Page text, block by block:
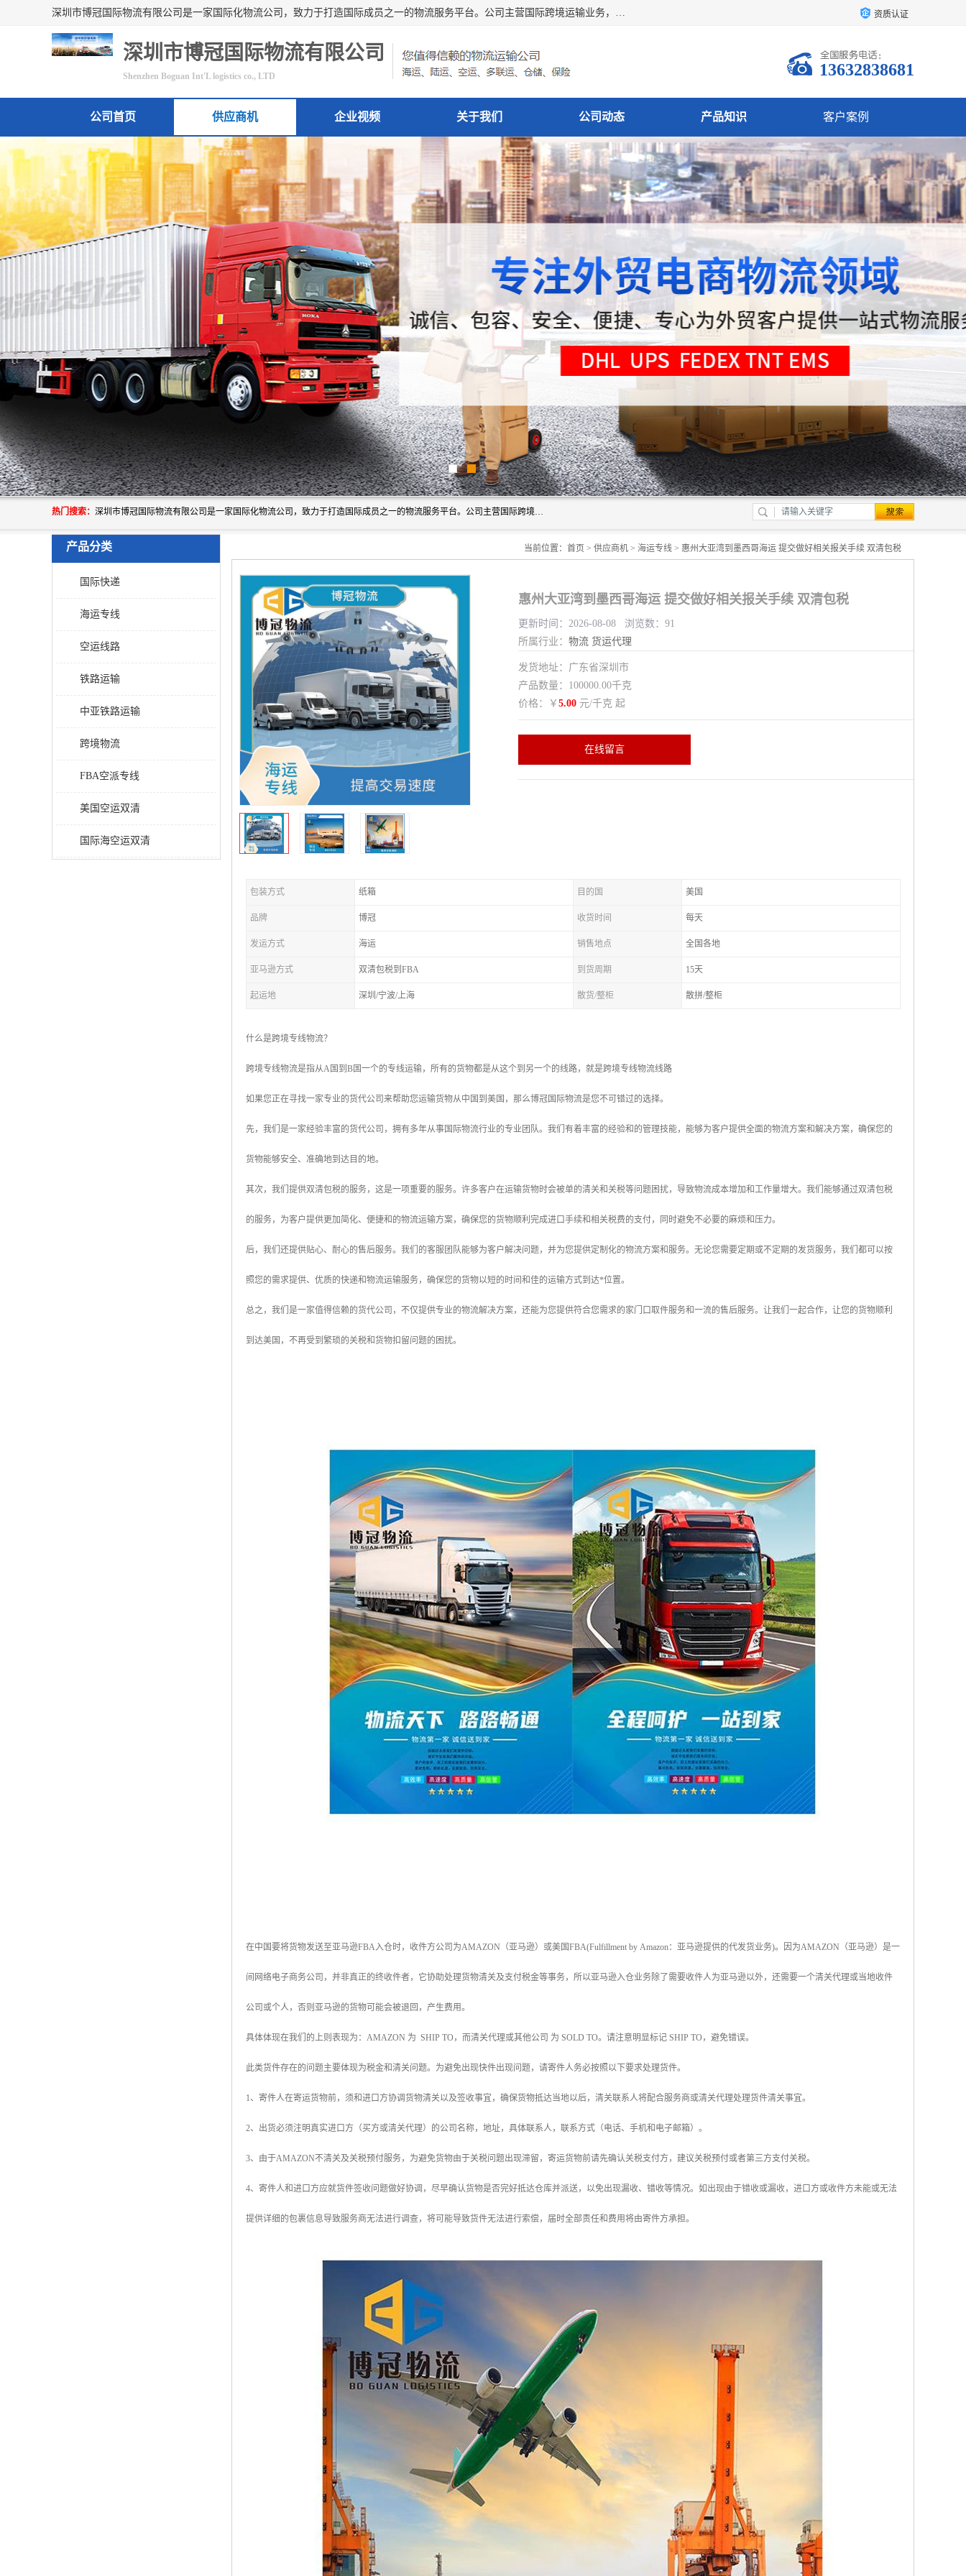
深圳市博冠国际物流有限公司是一家国际化物流公司，致力于打造国际成员之一的物流服务平台。公司主营国际跨境运输业务，提供国际快递、FBA空派专线、国际海空运、国际空运专线、中欧铁路运输等国际海空运、国际快递、国际铁路运输及跨境专线物流等各类进出口运输方面的业务。 资质认证
深圳市博冠国际物流有限公司
Shenzhen Boguan Int'L logistics co., LTD 13632838681
公司首页 供应商机 企业视频 关于我们 公司动态 产品知识 客户案例
联系方式
热门搜索： 深圳市博冠国际物流有限公司是一家国际化物流公司，致力于打造国际成员之一的物流服务平台。公司主营国际跨境运输业务，提供国际快递、FBA空派专线、国际海空运、国际空运专线、中欧铁路运输等国际海空运、国际快递、国际铁路运输及跨境专线物流等各类进出口运输方面的业务。
产品分类
国际快递
海运专线
空运线路
铁路运输
中亚铁路运输
跨境物流
FBA空派专线
美国空运双清
国际海空运双清
当前位置： 首页 > 供应商机 > 海运专线 > 惠州大亚湾到墨西哥海运 提交做好相关报关手续 双清包税
惠州大亚湾到墨西哥海运 提交做好相关报关手续 双清包税
更新时间：2026-08-08 浏览数：91
所属行业： 物流 货运代理
发货地址：广东省深圳市
产品数量：100000.00千克
价格：￥ 5.00 元/千克 起
在线留言
包装方式 纸箱 目的国 美国
品牌 博冠 收货时间 每天
发运方式 海运 销售地点 全国各地
亚马逊方式 双清包税到FBA 到货周期 15天
起运地 深圳/宁波/上海 散货/整柜 散拼/整柜
什么是跨境专线物流？
跨境专线物流是指从A国到B国一个的专线运输，所有的货物都是从这个到另一个的线路，就是跨境专线物流线路
如果您正在寻找一家专业的货代公司来帮助您运输货物从中国到美国，那么博冠国际物流是您不可错过的选择。
先，我们是一家经验丰富的货代公司，拥有多年从事国际物流行业的专业团队。我们有着丰富的经验和的管理技能，能够为客户提供全面的物流方案和解决方案，确保您的
货物能够安全、准确地到达目的地。
其次，我们提供双清包税的服务，这是一项重要的服务。许多客户在运输货物时会被单的清关和关税等问题困扰，导致物流成本增加和工作量增大。我们能够通过双清包税
的服务，为客户提供更加简化、便捷和的物流运输方案，确保您的货物顺利完成进口手续和相关税费的支付，同时避免不必要的麻烦和压力。
后，我们还提供贴心、耐心的售后服务。我们的客服团队能够为客户解决问题，并为您提供定制化的物流方案和服务。无论您需要定期或不定期的发货服务，我们都可以按
照您的需求提供、优质的快递和物流运输服务，确保您的货物以短的时间和佳的运输方式到达*位置。
总之，我们是一家值得信赖的货代公司，不仅提供专业的物流解决方案，还能为您提供符合您需求的家门口取件服务和一流的售后服务。让我们一起合作，让您的货物顺利
到达美国，不再受到繁琐的关税和货物扣留问题的困扰。
在中国要将货物发送至亚马逊FBA入仓时，收件方公司为AMAZON（亚马逊）或美国FBA(Fulfillment by Amazon：亚马逊提供的代发货业务)。因为AMAZON（亚马逊）是一
间网络电子商务公司，并非真正的终收件者，它协助处理货物清关及支付税金等事务，所以亚马逊入仓业务除了需要收件人为亚马逊以外，还需要一个清关代理或当地收件
公司或个人，否则亚马逊的货物可能会被退回，产生费用。
具体体现在我们的上则表现为：AMAZON 为 SHIP TO，而清关代理或其他公司 为 SOLD TO。请注意明显标记 SHIP TO，避免错误。
此类货件存在的问题主要体现为税金和清关问题。为避免出现快件出现问题，请寄件人务必按照以下要求处理货件。
1、寄件人在寄运货物前，须和进口方协调货物清关以及签收事宜，确保货物抵达当地以后，清关联系人将配合服务商或清关代理处理货件清关事宜。
2、出货必须注明真实进口方（买方或清关代理）的公司名称，地址，具体联系人，联系方式（电话、手机和电子邮箱）。
3、由于AMAZON不清关及关税预付服务，为避免货物由于关税问题出现滞留，寄运货物前请先确认关税支付方，建议关税预付或者第三方支付关税。
4、寄件人和进口方应就货件签收问题做好协调，尽早确认货物是否完好抵达仓库并派送，以免出现漏收、错收等情况。如出现由于错收或漏收，进口方或收件方未能或无法
提供详细的包裹信息导致服务商无法进行调查，将可能导致货件无法进行索偿，届时全部责任和费用将由寄件方承担。